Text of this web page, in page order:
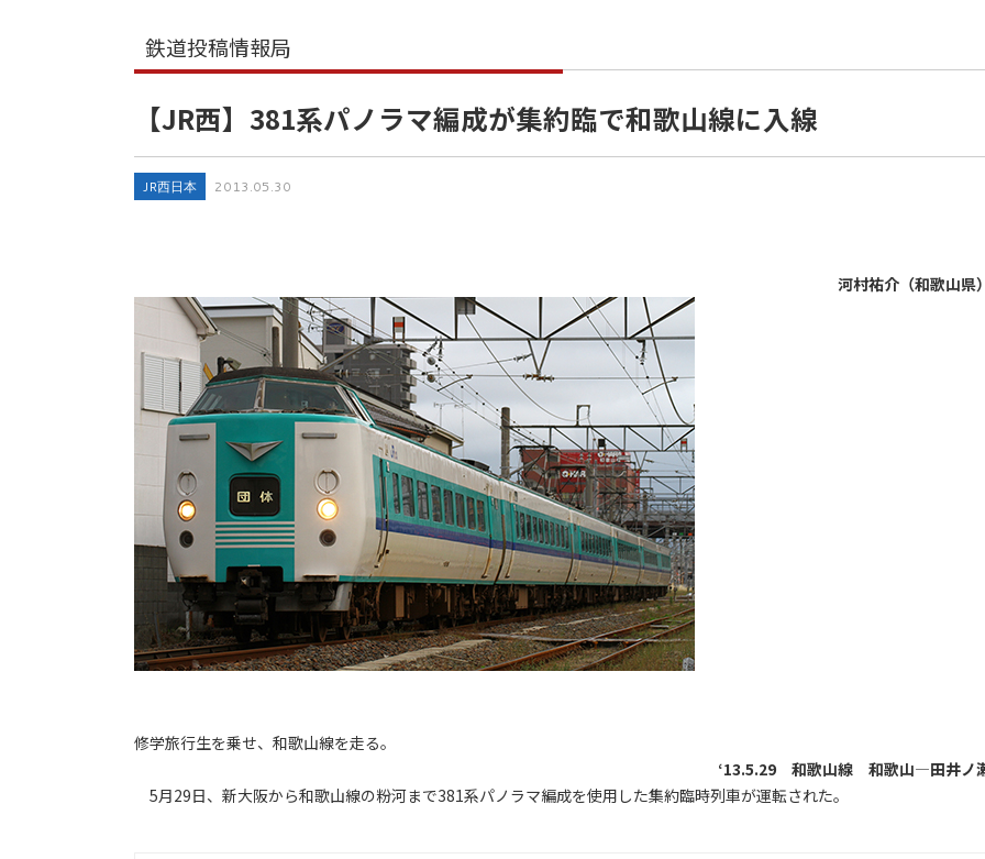
鉄道投稿情報局
【JR西】381系パノラマ編成が集約臨で和歌山線に入線
JR西日本 2013.05.30
河村祐介（和歌山県
修学旅行生を乗せ、和歌山線を走る。
‘13.5.29 和歌山線 和歌山―田井ノ
5月29日、新大阪から和歌山線の粉河まで381系パノラマ編成を使用した集約臨時列車が運転された。